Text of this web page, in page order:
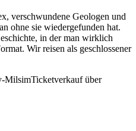
verschwundene Geologen und
ohne sie wiedergefunden hat.
in der man wirklich
Wir reisen als geschlossener
MilsimTicketverkauf über